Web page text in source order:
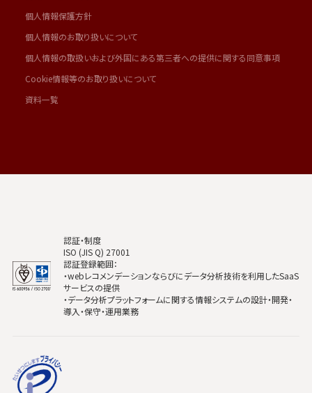
個人情報保護方針
個人情報のお取り扱いについて
個人情報の取扱いおよび外国にある第三者への提供に関する同意事項
Cookie情報等のお取り扱いについて
資料一覧
認証・制度
ISO (JIS Q) 27001
認証登録範囲：
・webレコメンデーションならびにデータ分析技術を利用したSaaS
サービスの提供
・データ分析プラットフォームに関する情報システムの設計・開発・
導入・保守・運用業務